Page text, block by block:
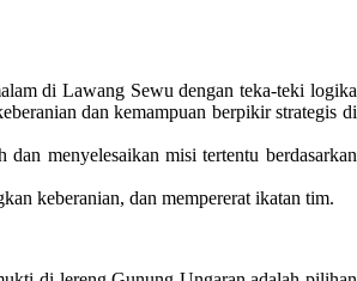
di Lawang Sewu dengan teka-teki logika
dan kemampuan berpikir strategis di
dan menyelesaikan misi tertentu berdasarkan
keberanian, dan mempererat ikatan tim.